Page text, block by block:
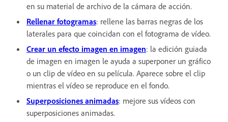
en su material de archivo de la cámara de acción.
Rellenar fotogramas: rellene las barras negras de los
laterales para que coincidan con el fotograma de vídeo.
Crear un efecto imagen en imagen: la edición guiada
de imagen en imagen le ayuda a superponer un gráfico
o un clip de vídeo en su película. Aparece sobre el clip
mientras el vídeo se reproduce en el fondo.
Superposiciones animadas: mejore sus vídeos con
superposiciones animadas.